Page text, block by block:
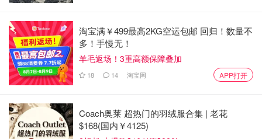
让整棵树受伤：“花瓣被摇落会让其他人错失赏花机会，而
树枝一旦断裂，会让虫害和病菌更容易入侵，长远来看可能
导致整棵树枯萎。”
更糟的是，有时候就算你只是“拽了一点点树枝”，但如果剥
落了树皮，这块“伤口”就可能成为虫子、真菌入侵的入口，
节奏，出现枝条乱长、树型畸形等问题。
为了让大家更好地了解赏花该怎么做，市府这段时间也加强
淘宝满￥499最高2KG空运包邮 回归！数量不
多！手慢无！
羊毛返场！3重高额保障叠加
18 14 淘宝网 APP打开
Coach奥莱 超热门的羽绒服合集 | 老花
$168(国内￥4125)